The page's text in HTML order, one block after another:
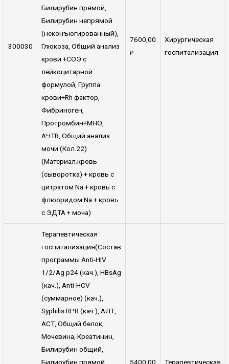
300030
Билирубин прямой,
Билирубин непрямой
(неконъюгированный),
Глюкоза, Общий анализ
крови +СОЭ с
лейкоцитарной
формулой, Группа
крови+Rh фактор,
Фибриноген,
Протромбин+МНО,
АЧТВ, Общий анализ
мочи (Кол.22)
(Материал.кровь
(сыворотка) + кровь с
цитратом Na + кровь с
флюоридом Na + кровь
с ЭДТА + моча)
7600,00
₽
Хирургическая
госпитализация
Терапевтическая
госпитализация(Состав
программы Anti-HIV
1/2/Ag p24 (кач.), HBsAg
(кач.), Anti-HCV
(суммарное) (кач.),
Syphilis RPR (кач.), АЛТ,
АСТ, Общий белок,
Мочевина, Креатинин,
Билирубин общий,
Билирубин прямой,
5400,00
Терапевтическая